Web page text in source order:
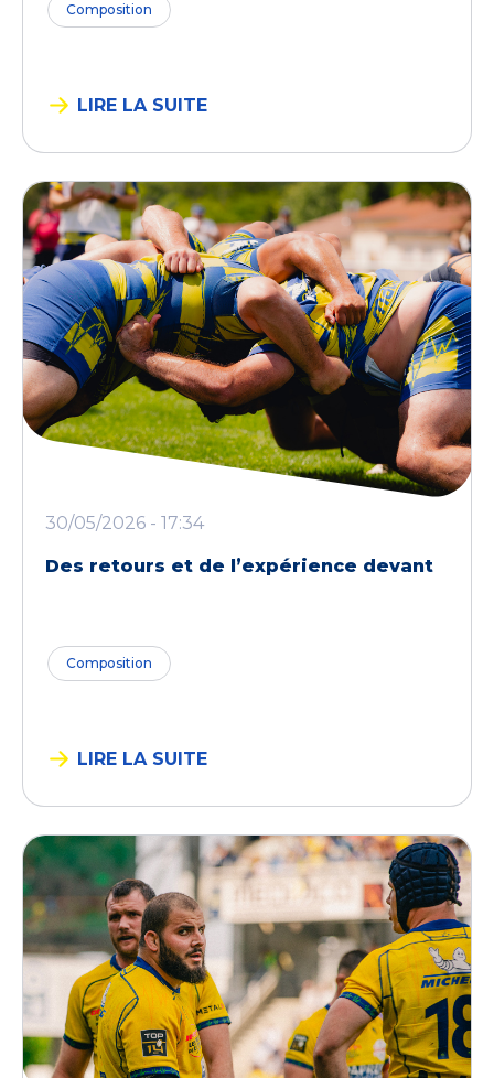
Composition
LIRE LA SUITE
30/05/2026 - 17:34
Des retours et de l’expérience devant
Composition
LIRE LA SUITE